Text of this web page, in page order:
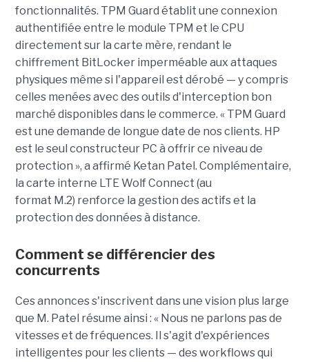
fonctionnalités. TPM Guard établit une connexion
authentifiée entre le module TPM et le CPU
directement sur la carte mère, rendant le
chiffrement BitLocker imperméable aux attaques
physiques même si l'appareil est dérobé — y compris
celles menées avec des outils d'interception bon
marché disponibles dans le commerce. « TPM Guard
est une demande de longue date de nos clients. HP
est le seul constructeur PC à offrir ce niveau de
protection », a affirmé Ketan Patel. Complémentaire,
la carte interne LTE Wolf Connect (au
format M.2) renforce la gestion des actifs et la
protection des données à distance.
Comment se différencier des
concurrents
Ces annonces s'inscrivent dans une vision plus large
que M. Patel résume ainsi : « Nous ne parlons pas de
vitesses et de fréquences. Il s'agit d'expériences
intelligentes pour les clients — des workflows qui